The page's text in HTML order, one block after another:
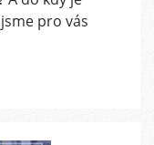
prodloužení
dočasné
pro vás